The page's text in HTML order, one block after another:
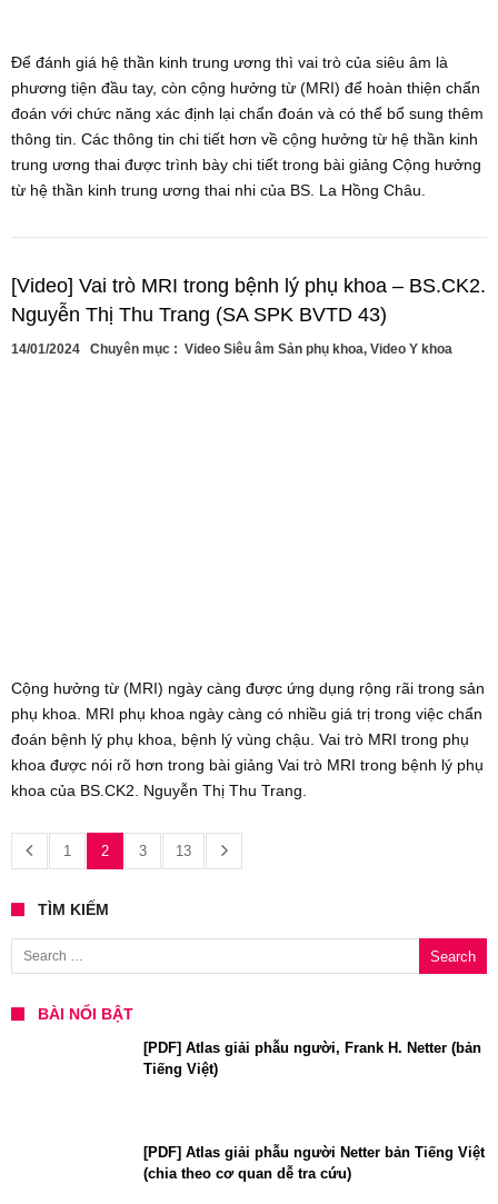
Để đánh giá hệ thần kinh trung ương thì vai trò của siêu âm là
phương tiện đầu tay, còn cộng hưởng từ (MRI) để hoàn thiện chẩn
đoán với chức năng xác định lại chẩn đoán và có thể bổ sung thêm
thông tin. Các thông tin chi tiết hơn về cộng hưởng từ hệ thần kinh
trung ương thai được trình bày chi tiết trong bài giảng Cộng hưởng
từ hệ thần kinh trung ương thai nhi của BS. La Hồng Châu.
[Video] Vai trò MRI trong bệnh lý phụ khoa – BS.CK2.
Nguyễn Thị Thu Trang (SA SPK BVTD 43)
14/01/2024 Chuyên mục : Video Siêu âm Sản phụ khoa, Video Y khoa
Cộng hưởng từ (MRI) ngày càng được ứng dụng rộng rãi trong sản
phụ khoa. MRI phụ khoa ngày càng có nhiều giá trị trong việc chẩn
đoán bệnh lý phụ khoa, bệnh lý vùng chậu. Vai trò MRI trong phụ
khoa được nói rõ hơn trong bài giảng Vai trò MRI trong bệnh lý phụ
khoa của BS.CK2. Nguyễn Thị Thu Trang.
1 2 3 13
TÌM KIẾM
Search for:
BÀI NỔI BẬT
[PDF] Atlas giải phẫu người, Frank H. Netter (bản
Tiếng Việt)
[PDF] Atlas giải phẫu người Netter bản Tiếng Việt
(chia theo cơ quan dễ tra cứu)